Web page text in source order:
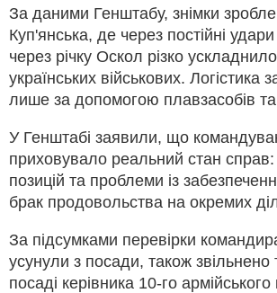
За даними Генштабу, знімки
Куп'янська, де через постійні
через річку Оскол різко
українських військових. Логістика
лише за допомогою плавзасобів та
У Генштабі заявили, що
приховувало реальний стан справ:
позицій та проблеми із
брак продовольства на окремих
За підсумками перевірки
усунули з посади, також
посаді керівника 10-го